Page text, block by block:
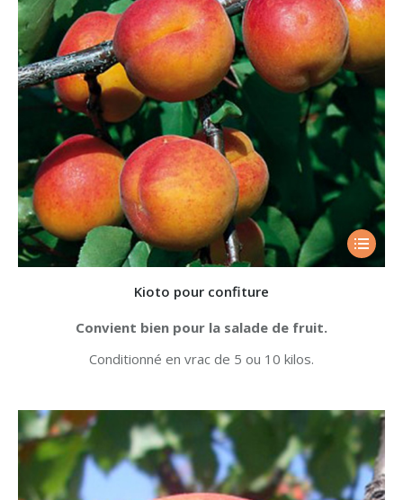
Kioto pour confiture
Convient bien pour la salade de fruit.
Conditionné en vrac de 5 ou 10 kilos.